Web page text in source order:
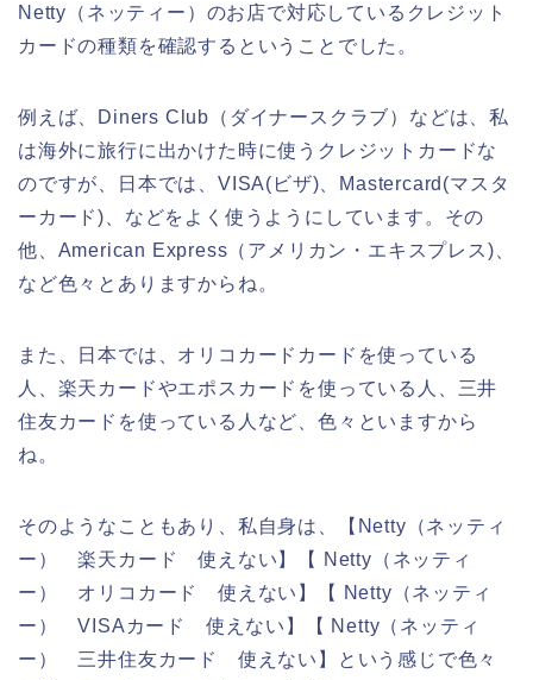
Netty（ネッティー）のお店で対応しているクレジット
カードの種類を確認するということでした。
例えば、Diners Club（ダイナースクラブ）などは、私
は海外に旅行に出かけた時に使うクレジットカードな
のですが、日本では、VISA(ビザ)、Mastercard(マスタ
ーカード)、などをよく使うようにしています。その
他、American Express（アメリカン・エキスプレス)、
など色々とありますからね。
また、日本では、オリコカードカードを使っている
人、楽天カードやエポスカードを使っている人、三井
住友カードを使っている人など、色々といますから
ね。
そのようなこともあり、私自身は、【Netty（ネッティ
ー） 楽天カード 使えない】【 Netty（ネッティ
ー） オリコカード 使えない】【 Netty（ネッティ
ー） VISAカード 使えない】【 Netty（ネッティ
ー） 三井住友カード 使えない】という感じで色々